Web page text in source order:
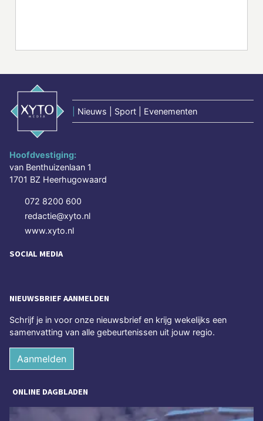
Nieuws | Sport | Evenementen
Hoofdvestiging:
van Benthuizenlaan 1
1701 BZ Heerhugowaard
072 8200 600
redactie@xyto.nl
www.xyto.nl
SOCIAL MEDIA
NIEUWSBRIEF AANMELDEN
Schrijf je in voor onze nieuwsbrief en krijg wekelijks een
samenvatting van alle gebeurtenissen uit jouw regio.
Aanmelden
ONLINE DAGBLADEN